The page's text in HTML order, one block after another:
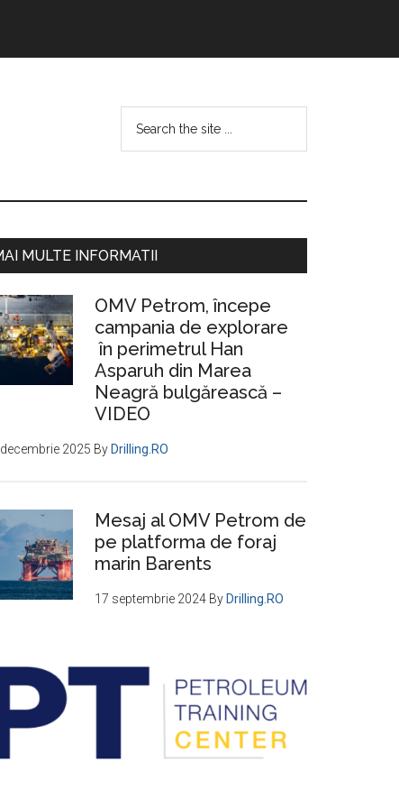
MULTE INFORMATII
OMV Petrom, începe
campania de explorare
în perimetrul Han
Asparuh din Marea
Neagră bulgărească –
VIDEO
2025 By Drilling.RO
Mesaj al OMV Petrom de
pe platforma de foraj
marin Barents
17 septembrie 2024 By Drilling.RO